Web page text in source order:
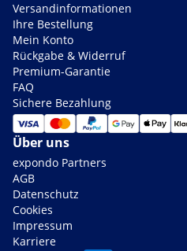
Versandinformationen
Ihre Bestellung
Mein Konto
Rückgabe & Widerruf
Premium-Garantie
FAQ
Sichere Bezahlung
Über uns
expondo Partners
AGB
Datenschutz
Cookies
Impressum
Karriere